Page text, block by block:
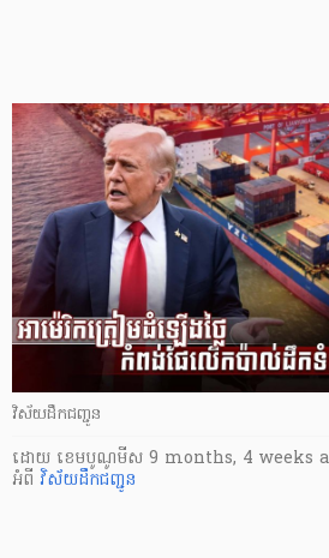
វិស័យដឹកជញ្ជូន
ដោយ ​ ខេមបូណូមីស 9 months, 4 weeks
អំពី វិស័យដឹកជញ្ជូន